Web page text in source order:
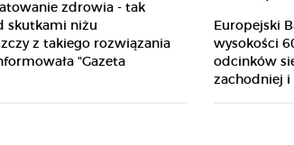
zdrowia - tak
skutkami niżu
z takiego rozwiązania
"Gazeta
Europejski
wysokości
odcinków
zachodniej i